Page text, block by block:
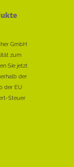
GmbH
zum
Sie jetzt
der
der EU
Steuer